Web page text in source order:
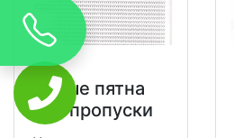
Белые пятна
или пропуски